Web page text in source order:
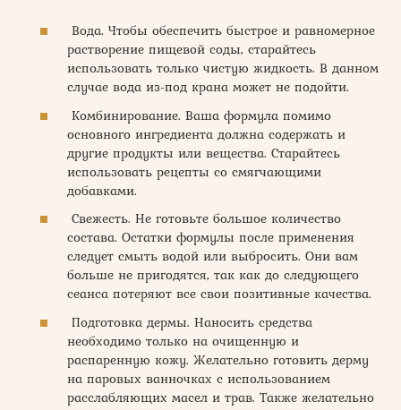
Вода. Чтобы обеспечить быстрое и равномерное
растворение пищевой соды, старайтесь
использовать только чистую жидкость. В данном
случае вода из-под крана может не подойти.
Комбинирование. Ваша формула помимо
основного ингредиента должна содержать и
другие продукты или вещества. Старайтесь
использовать рецепты со смягчающими
добавками.
Свежесть. Не готовьте большое количество
состава. Остатки формулы после применения
следует смыть водой или выбросить. Они вам
больше не пригодятся, так как до следующего
сеанса потеряют все свои позитивные качества.
Подготовка дермы. Наносить средства
необходимо только на очищенную и
распаренную кожу. Желательно готовить дерму
на паровых ванночках с использованием
расслабляющих масел и трав. Также желательно